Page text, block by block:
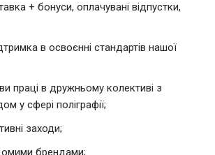
+ бонуси, оплачувані відпустки,
в освоєнні стандартів нашої
праці в дружньому колективі з
у сфері поліграфії;
заходи;
брендами;